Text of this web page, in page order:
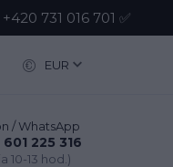
731 016 701 ✅
EUR
/ WhatsApp
225 316
10-13 hod.)